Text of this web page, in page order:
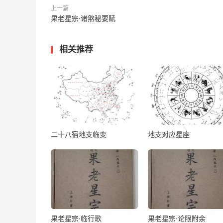
◆又怕流年煞，飞来更急忙。
◆四正相关摄，不解三方殃。
⊙四正即子午卯酉，虚房昴星度之类，如四正
险之强也。
◆三方有吉星，不救四险强。
⊙三方即申子辰之类，如三方有杀刃为殃，须
上一篇
果老星宗·诸煞秘要赋
相关推荐
二十八宿地支临变 地支对应星座
果老星宗·临行歌 果老星宗·论限附余